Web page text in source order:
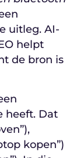
uitleg. AI-
helpt
de bron is
heeft. Dat
kopen”)